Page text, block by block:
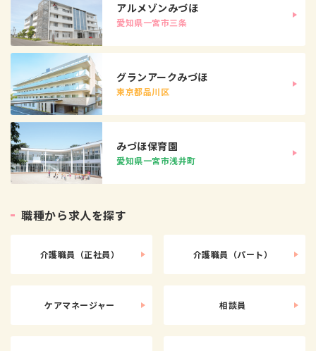
アルメゾンみづほ
愛知県一宮市三条
グランアークみづほ
東京都品川区
みづほ保育園
愛知県一宮市浅井町
職種から求人を探す
介護職員（正社員） 介護職員（パート）
ケアマネージャー 相談員